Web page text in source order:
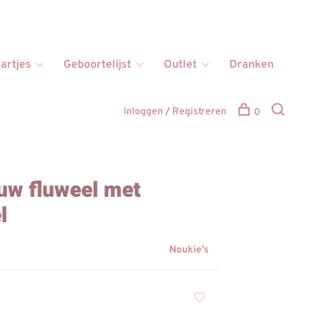
Geboortelijst Outlet
Dranken
Inloggen / Registreren 0
fluweel met
Noukie's